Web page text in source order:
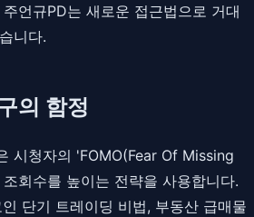
언규PD는 새로운 접근법으로 거대
니다.
의 함정
시청자의 'FOMO(Fear Of Missing
회수를 높이는 전략을 사용합니다.
단기 트레이딩 비법, 부동산 급매물